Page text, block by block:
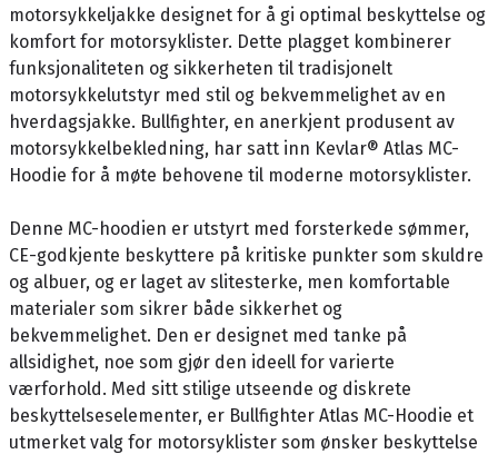
motorsykkeljakke designet for å gi optimal beskyttelse og
komfort for motorsyklister. Dette plagget kombinerer
funksjonaliteten og sikkerheten til tradisjonelt
motorsykkelutstyr med stil og bekvemmelighet av en
hverdagsjakke. Bullfighter, en anerkjent produsent av
motorsykkelbekledning, har satt inn Kevlar® Atlas MC-
Hoodie for å møte behovene til moderne motorsyklister.
Denne MC-hoodien er utstyrt med forsterkede sømmer,
CE-godkjente beskyttere på kritiske punkter som skuldre
og albuer, og er laget av slitesterke, men komfortable
materialer som sikrer både sikkerhet og
bekvemmelighet. Den er designet med tanke på
allsidighet, noe som gjør den ideell for varierte
værforhold. Med sitt stilige utseende og diskrete
beskyttelseselementer, er Bullfighter Atlas MC-Hoodie et
utmerket valg for motorsyklister som ønsker beskyttelse